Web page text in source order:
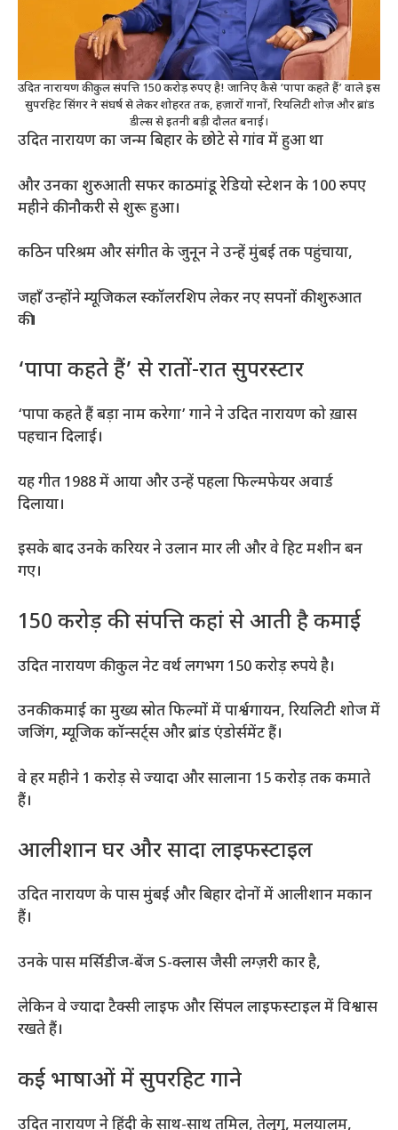
उदित नारायण की कुल संपत्ति 150 करोड़ रुपए है! जानिए कैसे ‘पापा कहते हैं’ वाले इस
सुपरहिट सिंगर ने संघर्ष से लेकर शोहरत तक, हज़ारों गानों, रियलिटी शोज़ और ब्रांड
डील्स से इतनी बड़ी दौलत बनाई।
उदित नारायण का जन्म बिहार के छोटे से गांव में हुआ था
और उनका शुरुआती सफर काठमांडू रेडियो स्टेशन के 100 रुपए
महीने की नौकरी से शुरू हुआ।
कठिन परिश्रम और संगीत के जुनून ने उन्हें मुंबई तक पहुंचाया,
जहाँ उन्होंने म्यूजिकल स्कॉलरशिप लेकर नए सपनों की शुरुआत
की।
‘पापा कहते हैं’ से रातों-रात सुपरस्टार
‘पापा कहते हैं बड़ा नाम करेगा’ गाने ने उदित नारायण को ख़ास
पहचान दिलाई।
यह गीत 1988 में आया और उन्हें पहला फिल्मफेयर अवार्ड
दिलाया।
इसके बाद उनके करियर ने उलान मार ली और वे हिट मशीन बन
गए।
150 करोड़ की संपत्ति कहां से आती है कमाई
उदित नारायण की कुल नेट वर्थ लगभग 150 करोड़ रुपये है।
उनकी कमाई का मुख्य स्रोत फिल्मों में पार्श्वगायन, रियलिटी शोज में
जजिंग, म्यूजिक कॉन्सर्ट्स और ब्रांड एंडोर्समेंट हैं।
वे हर महीने 1 करोड़ से ज्यादा और सालाना 15 करोड़ तक कमाते
हैं।
आलीशान घर और सादा लाइफस्टाइल
उदित नारायण के पास मुंबई और बिहार दोनों में आलीशान मकान
हैं।
उनके पास मर्सिडीज-बेंज S-क्लास जैसी लग्ज़री कार है,
लेकिन वे ज्यादा टैक्सी लाइफ और सिंपल लाइफस्टाइल में विश्वास
रखते हैं।
कई भाषाओं में सुपरहिट गाने
उदित नारायण ने हिंदी के साथ-साथ तमिल, तेलुगु, मलयालम,